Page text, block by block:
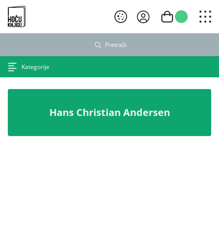
Hoću knjigu crni logo
Pretraži
Kategorije
Hans Christian Andersen